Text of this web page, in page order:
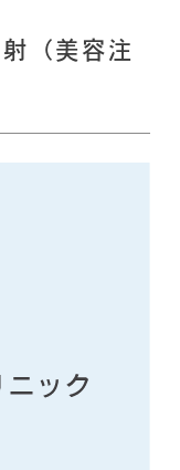
（美容注